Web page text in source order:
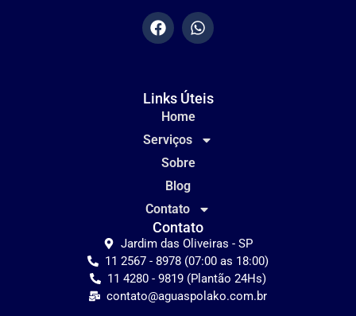
Links Úteis
Home
Serviços
Sobre
Blog
Contato
Contato
Jardim das Oliveiras - SP
11 2567 - 8978 (07:00 as 18:00)
11 4280 - 9819 (Plantão 24Hs)
contato@aguaspolako.com.br